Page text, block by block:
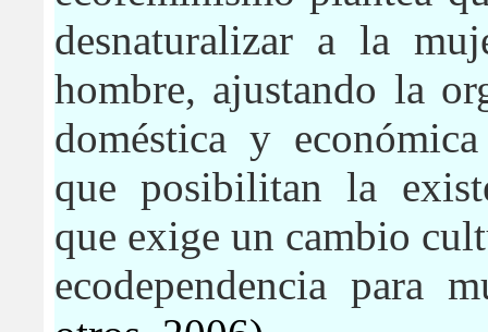
desnaturalizar a la
hombre, ajustando la
doméstica y
que posibilitan la
que exige un cambio
ecodependencia para